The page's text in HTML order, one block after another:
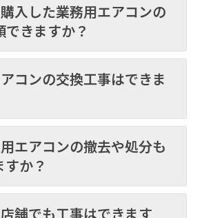
入した業務用エアコンの
きますか？
コンの交換工事はできま
エアコンの撤去や処分も
か？
舗でも工事はできます